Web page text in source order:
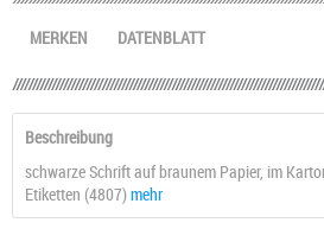
DATENBLATT
MERKEN
Beschreibung
schwarze Schrift auf braunem Papier, im
Etiketten (4807)mehr